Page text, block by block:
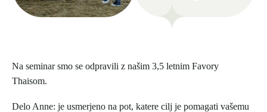
Na seminar smo se odpravili z našim 3,5 letnim Favory
Thaisom.
Delo Anne: je usmerjeno na pot, katere cilj je pomagati vašemu